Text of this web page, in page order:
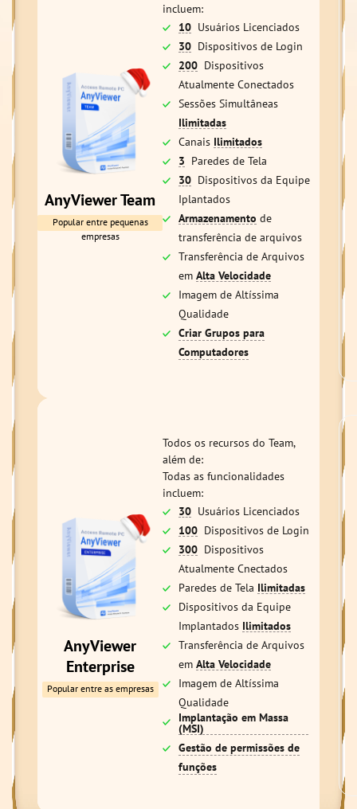
AnyViewer Team
Popular entre pequenas
empresas
incluem:
10 Usuários Licenciados
30 Dispositivos de Login
200 Dispositivos
Atualmente Conectados
Sessões Simultâneas
Ilimitadas
Canais Ilimitados
3 Paredes de Tela
30 Dispositivos da Equipe
Iplantados
Armazenamento de
transferência de arquivos
Transferência de Arquivos
emAlta Velocidade
Imagem de Altíssima
Qualidade
Criar Grupos para
Computadores
AnyViewer
Enterprise
Popular entre as empresas
Todos os recursos do Team,
além de:
Todas as funcionalidades
incluem:
30 Usuários Licenciados
100 Dispositivos de Login
300 Dispositivos
Atualmente Cnectados
Paredes de Tela Ilimitadas
Dispositivos da Equipe
Implantados Ilimitados
Transferência de Arquivos
emAlta Velocidade
Imagem de Altíssima
Qualidade
Implantação em Massa
(MSI)
Gestão de permissões de
funções